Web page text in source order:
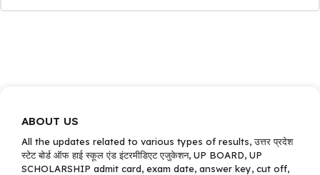
ABOUT US
All the updates related to various types of results, उत्तर प्रदेश
स्टेट बोर्ड ऑफ हाई स्कूल एंड इंटरमीडिएट एजुकेशन, UP BOARD, UP
SCHOLARSHIP admit card, exam date, answer key, cut off,